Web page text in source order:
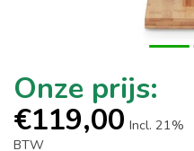
€119,00 Incl. 21%
BTW